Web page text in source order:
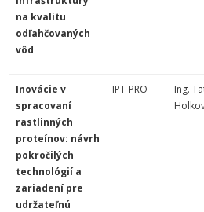
na kvalitu
odľahčovaných
vôd
Inovácie v
spracovaní
rastlinných
proteínov: návrh
pokročilých
technológií a
zariadení pre
udržateľnú
IPT‐PRO
Ing.